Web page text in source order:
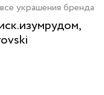
украшения бренда